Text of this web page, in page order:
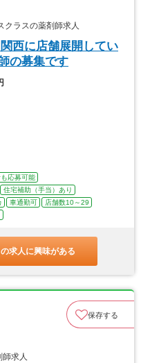
ラスの薬剤師求人
西に店舗展開してい
の募集です
応募可能
住宅補助（手当）あり
車通勤可
店舗数10～29
求人に興味がある
保存する
求人